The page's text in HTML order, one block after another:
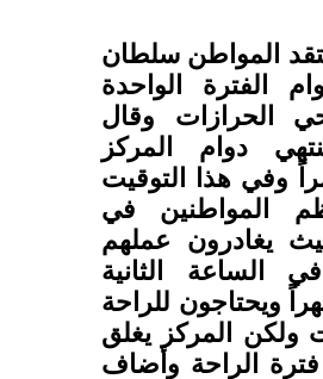
المواطن سلطان
الفترة الواحدة
الحرازات وقال
دوام المركز
وفي هذا التوقيت
المواطنين في
يغادرون عملهم
الساعة الثانية
ويحتاجون للراحة
ولكن المركز يغلق
فترة الراحة وأضاف